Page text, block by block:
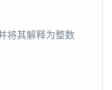
将其解释为整数